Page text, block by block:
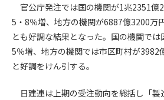
官公庁発注では国の機関が1兆2351億
5・8％増、地方の機関が6887億3200万
とも好調な結果となった。国の機関では
5％増、地方の機関では市区町村が3982
と好調をけん引する。
日建連は上期の受注動向を総括し「製
員としての権限を承認しないことがあ
(1) 会員申し込みをした者が実在しなか
(2) 本規約に違反した場合/li>
(3) 会員申し込みの際、申告事項に虚偽
(4) 会員申込者が管理者所定の手続き通
(5) その他管理者が会員とすることを不